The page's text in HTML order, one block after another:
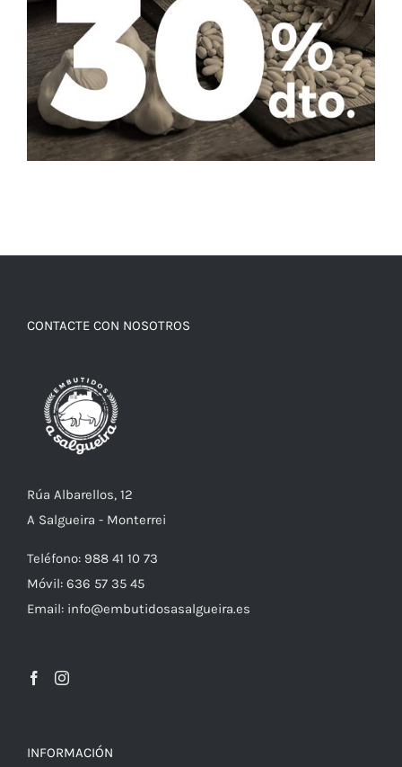
CONTACTE CON NOSOTROS
Rúa Albarellos, 12
A Salgueira - Monterrei
Teléfono: 988 41 10 73
Móvil: 636 57 35 45
Email: info@embutidosasalgueira.es
INFORMACIÓN